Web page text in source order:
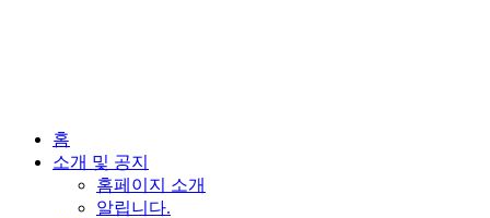
홈
소개 및 공지
홈페이지 소개
알립니다.